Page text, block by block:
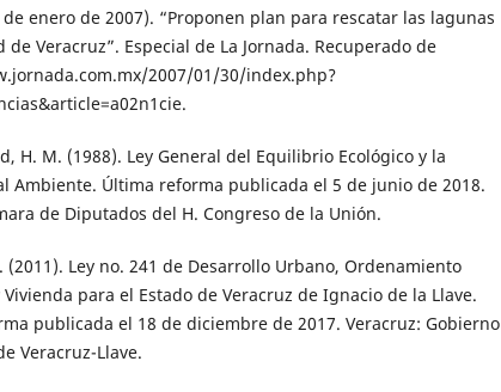
de enero de 2007). “Proponen plan para rescatar las lagunas
de Veracruz”. Especial de La Jornada. Recuperado de
2007/01/30/index.php?
H. M. (1988). Ley General del Equilibrio Ecológico y la
Ambiente. Última reforma publicada el 5 de junio de 2018.
de Diputados del H. Congreso de la Unión.
(2011). Ley no. 241 de Desarrollo Urbano, Ordenamiento
para el Estado de Veracruz de Ignacio de la Llave.
publicada el 18 de diciembre de 2017. Veracruz: Gobierno
Veracruz-Llave.